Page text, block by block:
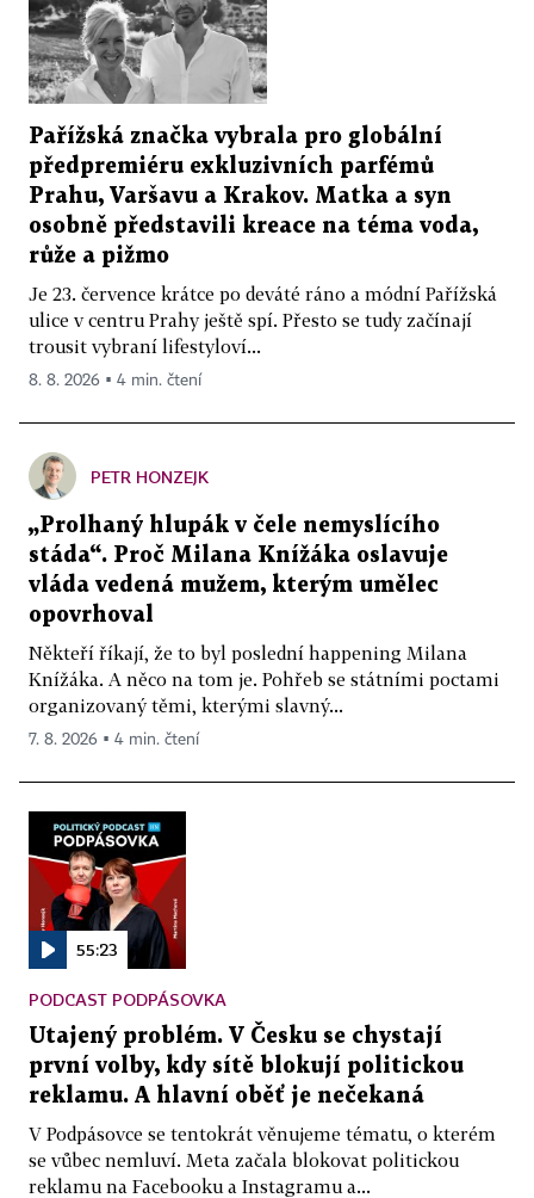
Pařížská značka vybrala pro globální
předpremiéru exkluzivních parfémů
Prahu, Varšavu a Krakov. Matka a syn
osobně představili kreace na téma voda,
růže a pižmo
Je 23. července krátce po deváté ráno a módní Pařížská
ulice v centru Prahy ještě spí. Přesto se tudy začínají
trousit vybraní lifestyloví...
8. 8. 2026 ▪ 4 min. čtení
PETR HONZEJK
„Prolhaný hlupák v čele nemyslícího
stáda“. Proč Milana Knížáka oslavuje
vláda vedená mužem, kterým umělec
opovrhoval
Někteří říkají, že to byl poslední happening Milana
Knížáka. A něco na tom je. Pohřeb se státními poctami
organizovaný těmi, kterými slavný...
7. 8. 2026 ▪ 4 min. čtení
55:23
PODCAST PODPÁSOVKA
Utajený problém. V Česku se chystají
první volby, kdy sítě blokují politickou
reklamu. A hlavní oběť je nečekaná
V Podpásovce se tentokrát věnujeme tématu, o kterém
se vůbec nemluví. Meta začala blokovat politickou
reklamu na Facebooku a Instagramu a...